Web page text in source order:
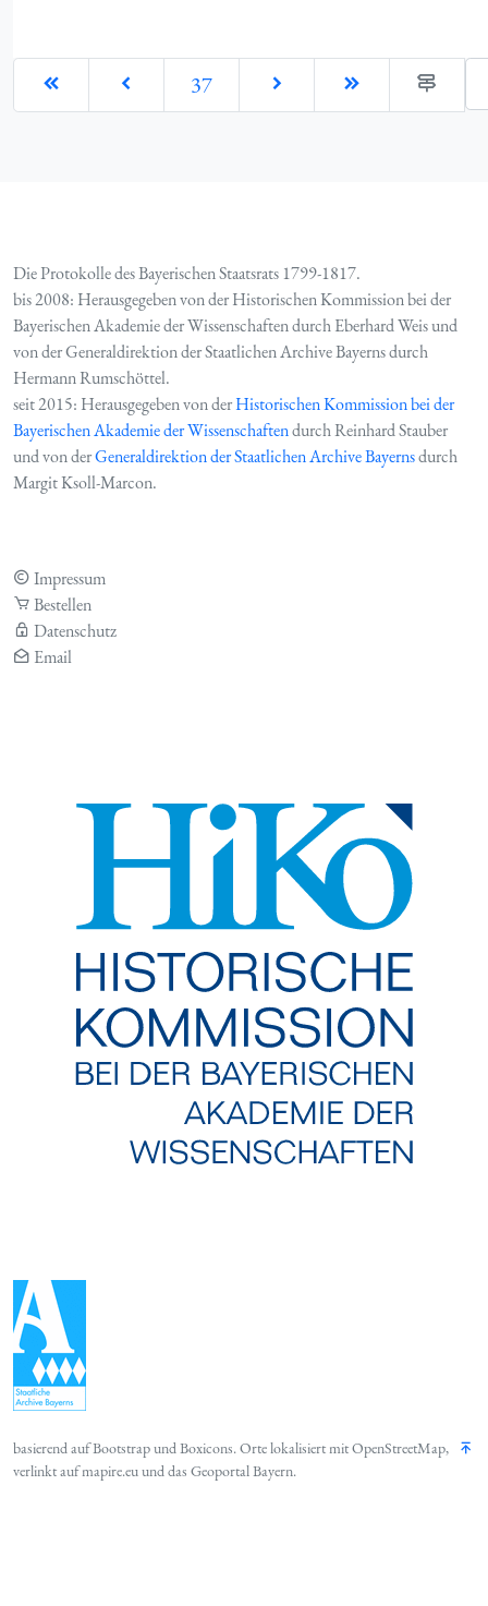
37
Die Protokolle des Bayerischen Staatsrats 1799-1817.
bis 2008: Herausgegeben von der Historischen Kommission bei der
Bayerischen Akademie der Wissenschaften durch Eberhard Weis und
von der Generaldirektion der Staatlichen Archive Bayerns durch
Hermann Rumschöttel.
seit 2015: Herausgegeben von derHistorischen Kommission bei der
Bayerischen Akademie der Wissenschaftendurch Reinhard Stauber
und von derGeneraldirektion der Staatlichen Archive Bayernsdurch
Margit Ksoll-Marcon.
Impressum
Bestellen
Datenschutz
Email
basierend aufBootstrapundBoxicons. Orte lokalisiert mitOpenStreetMap,
verlinkt aufmapire.euund das Geoportal Bayern.